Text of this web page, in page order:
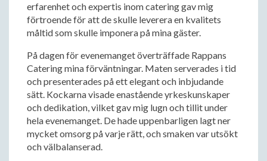
erfarenhet och expertis inom catering gav mig
förtroende för att de skulle leverera en kvalitets
måltid som skulle imponera på mina gäster.
På dagen för evenemanget överträffade Rappans
Catering mina förväntningar. Maten serverades i tid
och presenterades på ett elegant och inbjudande
sätt. Kockarna visade enastående yrkeskunskaper
och dedikation, vilket gav mig lugn och tillit under
hela evenemanget. De hade uppenbarligen lagt ner
mycket omsorg på varje rätt, och smaken var utsökt
och välbalanserad.